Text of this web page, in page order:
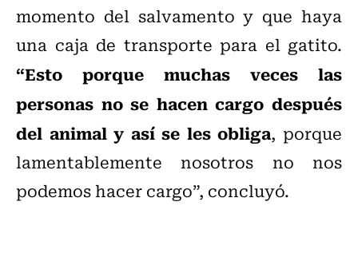
momento del salvamento y que haya
una caja de transporte para el gatito.
“Esto porque muchas veces las
personas no se hacen cargo después
del animal y así se les obliga, porque
lamentablemente nosotros no nos
podemos hacer cargo”, concluyó.